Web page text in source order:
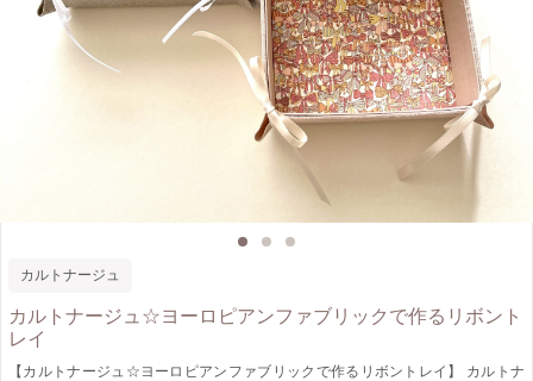
カルトナージュ
カルトナージュ☆ヨーロピアンファブリックで作るリボント
レイ
【カルトナージュ☆ヨーロピアンファブリックで作るリボントレイ】 カルトナ